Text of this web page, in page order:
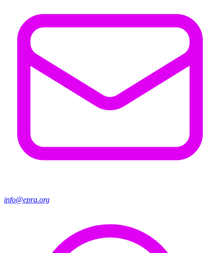
info@epra.org